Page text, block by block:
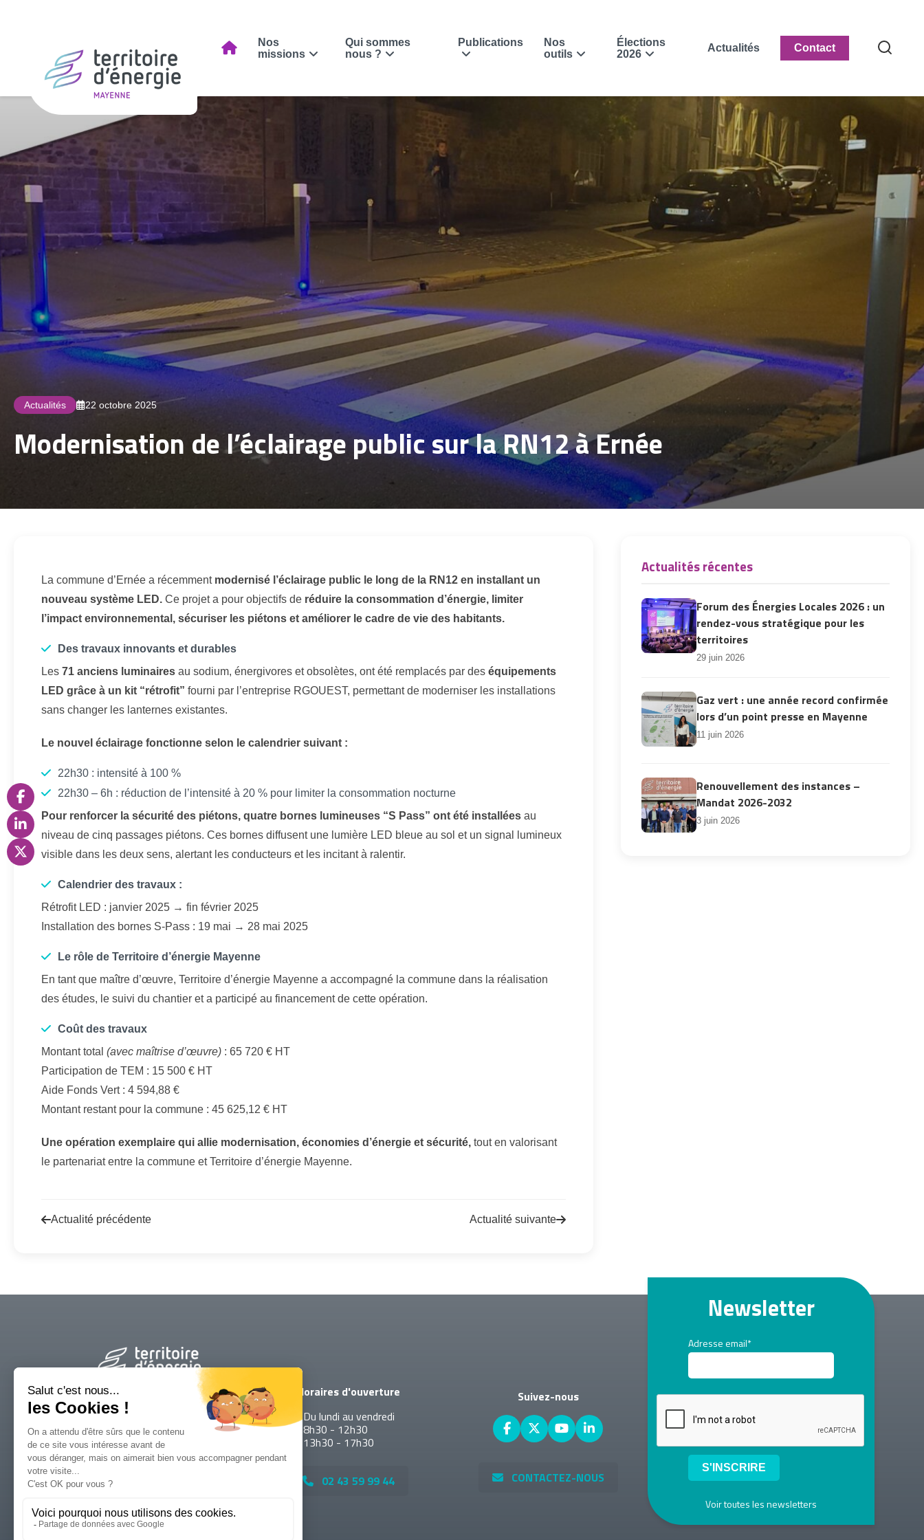
Nos
missions
Qui sommes
nous ?
Publications
Nos
outils
Élections
2026
Actualités Contact
Actualités 22 octobre 2025
Modernisation de l’éclairage public sur la RN12 à Ernée
La commune d’Ernée a récemment modernisé l’éclairage public le long de la RN12 en installant un
nouveau système LED. Ce projet a pour objectifs de réduire la consommation d’énergie, limiter
l’impact environnemental, sécuriser les piétons et améliorer le cadre de vie des habitants.
Des travaux innovants et durables
Les 71 anciens luminaires au sodium, énergivores et obsolètes, ont été remplacés par des équipements
LED grâce à un kit “rétrofit” fourni par l’entreprise RGOUEST, permettant de moderniser les installations
sans changer les lanternes existantes.
Le nouvel éclairage fonctionne selon le calendrier suivant :
22h30 : intensité à 100 %
22h30 – 6h : réduction de l’intensité à 20 % pour limiter la consommation nocturne
Pour renforcer la sécurité des piétons, quatre bornes lumineuses “S Pass” ont été installées au
niveau de cinq passages piétons. Ces bornes diffusent une lumière LED bleue au sol et un signal lumineux
visible dans les deux sens, alertant les conducteurs et les incitant à ralentir.
Calendrier des travaux :
Rétrofit LED : janvier 2025 → fin février 2025
Installation des bornes S-Pass : 19 mai → 28 mai 2025
Le rôle de Territoire d’énergie Mayenne
En tant que maître d’œuvre, Territoire d’énergie Mayenne a accompagné la commune dans la réalisation
des études, le suivi du chantier et a participé au financement de cette opération.
Coût des travaux
Montant total (avec maîtrise d’œuvre) : 65 720 € HT
Participation de TEM : 15 500 € HT
Aide Fonds Vert : 4 594,88 €
Montant restant pour la commune : 45 625,12 € HT
Une opération exemplaire qui allie modernisation, économies d’énergie et sécurité, tout en valorisant
le partenariat entre la commune et Territoire d’énergie Mayenne.
Actualité précédente Actualité suivante
Actualités récentes
Forum des Énergies Locales 2026 : un
rendez-vous stratégique pour les
territoires
29 juin 2026
Gaz vert : une année record confirmée
lors d’un point presse en Mayenne
11 juin 2026
Renouvellement des instances –
Mandat 2026-2032
3 juin 2026
Parc Technopolis
Rue Louis de Broglie
Bâtiment R - 53810 Changé
Horaires d'ouverture
Du lundi au vendredi
8h30 - 12h30
13h30 - 17h30
02 43 59 99 44
Suivez-nous
CONTACTEZ-NOUS
Newsletter
Adresse email*
Voir toutes les newsletters